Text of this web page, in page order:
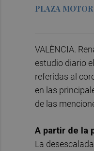
PLAZA MOTOR
VALÈNCIA.
estudio diario
referidas al
en las
de las
A partir de la
La